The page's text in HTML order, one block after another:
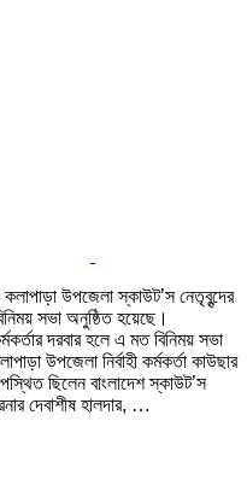
কলাপাড়া উপজেলা স্কাউট’স নেতৃবৃন্দের
সভা অনুষ্ঠিত হয়েছে।
দরবার হলে এ মত বিনিময় সভা
উপজেলা নির্বাহী কর্মকর্তা কাউছার
ছিলেন বাংলাদেশ স্কাউট’স
দেবাশীষ হালদার, …